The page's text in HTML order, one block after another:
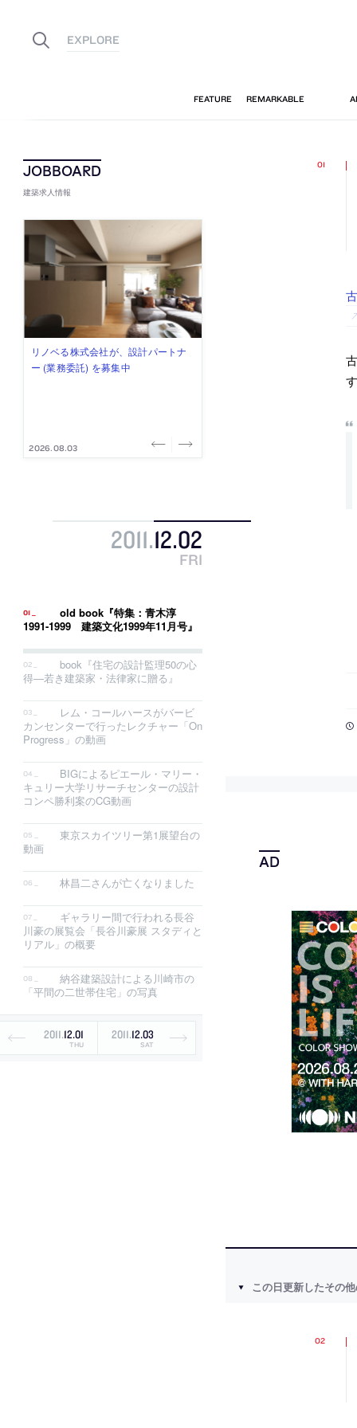
建築求人情報
佐々木慧が主宰する「axonometric株
式会社」が、設計スタッフ（経験
2026.08.07
古民家を軸に全国で“価値循環の仕組
み”を作り、リモートワーク主体の働
2026.08.03
リノベる株式会社が、設計パートナ
ー (業務委託) を募集中
2026.08.03
社会への影響力のある建築を手掛
け、スタッフ同士で助け合う環境づ
2026.07.31
代官山を拠点に活動する「梅澤竜也 /
ALA INC.」が、設計スタッフ・アル
2026.07.30
2011.12.02
FRI
old book『特集：青木淳
1991-1999 建築文化1999年11月号』
book『住宅の設計監理50の心
得―若き建築家・法律家に贈る』
レム・コールハースがバービ
カンセンターで行ったレクチャー「On
Progress」の動画
BIGによるピエール・マリー・
キュリー大学リサーチセンターの設計
コンペ勝利案のCG動画
東京スカイツリー第1展望台の
動画
林昌二さんが亡くなりました
ギャラリー間で行われる長谷
川豪の展覧会「長谷川豪展 スタディと
リアル」の概要
納谷建築設計による川崎市の
「平間の二世帯住宅」の写真
2011.12.01
THU
2011.12.03
SAT
この日更新したその